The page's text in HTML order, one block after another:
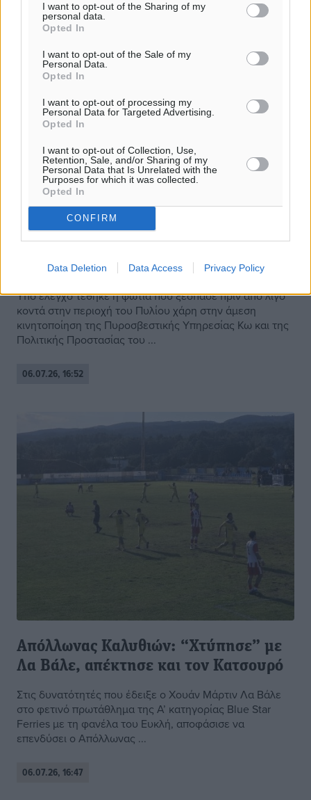
I want to opt-out of the Sharing of my
personal data.
Opted In
I want to opt-out of the Sale of my
Personal Data.
Opted In
I want to opt-out of processing my
Personal Data for Targeted Advertising.
Opted In
I want to opt-out of Collection, Use,
Retention, Sale, and/or Sharing of my
Personal Data that Is Unrelated with the
Purposes for which it was collected.
Opted In
CONFIRM
Data Deletion Data Access Privacy Policy
Πυλί
Υπό έλεγχο τέθηκε η φωτιά που ξέσπασε πριν από λίγο
κοντά στην περιοχή του Πυλίου χάρη στην άμεση
κινητοποίηση της Πυροσβεστικής Υπηρεσίας Κω και της
Πολιτικής Προστασίας του ...
06.07.26, 16:52
Απόλλωνας Καλυθιών: “Χτύπησε” με
Λα Βάλε, απέκτησε και τον Κατσουρό
Στις δυνατότητές που έδειξε ο Χουάν Μάρτιν Λα Βάλε
στο φετινό πρωτάθλημα της Α’ κατηγορίας Blue Star
Ferries με τη φανέλα του Ευκλή, αποφάσισε να
επενδύσει ο Απόλλωνας ...
06.07.26, 16:47